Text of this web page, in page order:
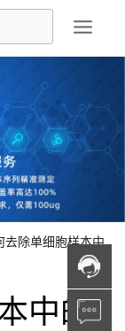
去除单细胞样本中
中的